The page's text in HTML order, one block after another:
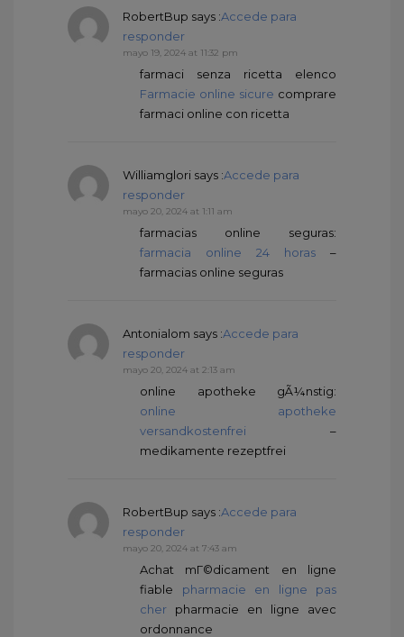
RobertBup says :Accede para
responder
mayo 19, 2024 at 11:32 pm
farmaci senza ricetta elenco
Farmacie online sicure comprare
farmaci online con ricetta
Williamglori says :Accede para
responder
mayo 20, 2024 at 1:11 am
farmacias online seguras:
farmacia online 24 horas –
farmacias online seguras
Antonialom says :Accede para
responder
mayo 20, 2024 at 2:13 am
online apotheke gÃ¼nstig:
online apotheke
versandkostenfrei –
medikamente rezeptfrei
RobertBup says :Accede para
responder
mayo 20, 2024 at 7:43 am
Achat mГ©dicament en ligne
fiable pharmacie en ligne pas
cher pharmacie en ligne avec
ordonnance